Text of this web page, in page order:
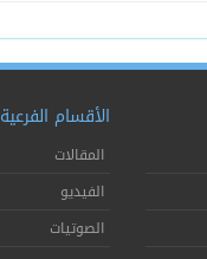
الأقسام الفرعية
المقالات
الفيديو
الصوتيات